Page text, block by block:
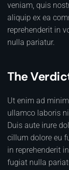
veniam, quis
aliquip ex ea
reprehenderit in
nulla pariatur.
The
Ut enim ad
ullamco laboris
Duis aute irure
cillum dolore eu
in reprehenderit
fugiat nulla